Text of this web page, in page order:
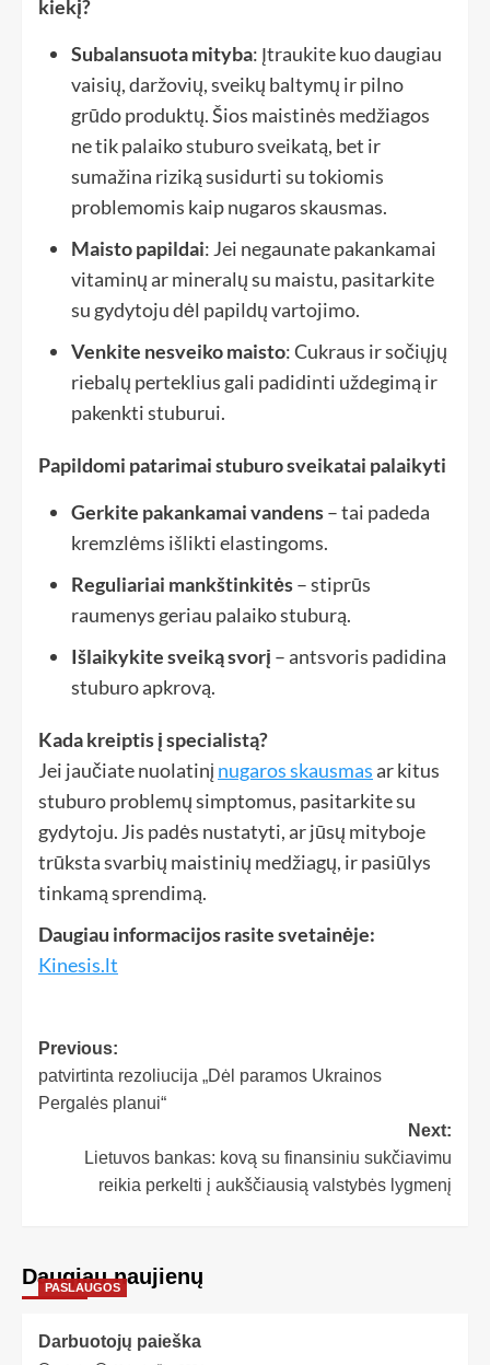
kiekį?
Subalansuota mityba: Įtraukite kuo daugiau
vaisių, daržovių, sveikų baltymų ir pilno
grūdo produktų. Šios maistinės medžiagos
ne tik palaiko stuburo sveikatą, bet ir
sumažina riziką susidurti su tokiomis
problemomis kaip nugaros skausmas.
Maisto papildai: Jei negaunate pakankamai
vitaminų ar mineralų su maistu, pasitarkite
su gydytoju dėl papildų vartojimo.
Venkite nesveiko maisto: Cukraus ir sočiųjų
riebalų perteklius gali padidinti uždegimą ir
pakenkti stuburui.
Papildomi patarimai stuburo sveikatai palaikyti
Gerkite pakankamai vandens– tai padeda
kremzlėms išlikti elastingoms.
Reguliariai mankštinkitės– stiprūs
raumenys geriau palaiko stuburą.
Išlaikykite sveiką svorį – antsvoris padidina
stuburo apkrovą.
Kada kreiptis į specialistą?
Jei jaučiate nuolatinį nugaros skausmasar kitus
stuburo problemų simptomus, pasitarkite su
gydytoju. Jis padės nustatyti, ar jūsų mityboje
trūksta svarbių maistinių medžiagų, ir pasiūlys
tinkamą sprendimą.
Daugiau informacijos rasite svetainėje:
Kinesis.lt
Previous:
patvirtinta rezoliucija „Dėl paramos Ukrainos
Pergalės planui“
Next:
Lietuvos bankas: kovą su finansiniu sukčiavimu
reikia perkelti į aukščiausią valstybės lygmenį
Daugiau naujienų
PASLAUGOS
Darbuotojų paieška